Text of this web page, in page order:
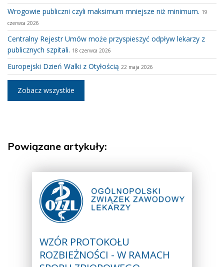
Wrogowie publiczni czyli maksimum mniejsze niż minimum. 19
czerwca 2026
Centralny Rejestr Umów może przyspieszyć odpływ lekarzy z
publicznych szpitali. 18 czerwca 2026
Europejski Dzień Walki z Otyłością 22 maja 2026
Zobacz wszystkie
Powiązane artykuły:
WZÓR PROTOKOŁU
ROZBIEŻNOŚCI - W RAMACH